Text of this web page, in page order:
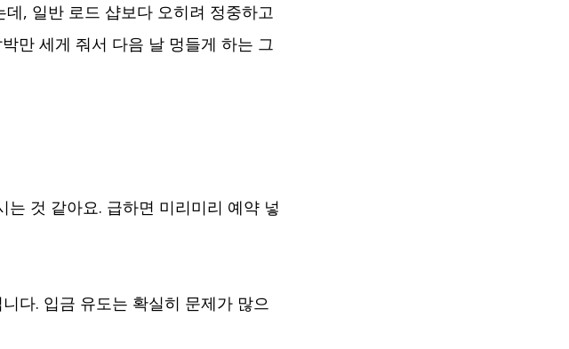
, 일반 로드 샵보다 오히려 정중하고
만 세게 줘서 다음 날 멍들게 하는 그
것 같아요. 급하면 미리미리 예약 넣
다. 입금 유도는 확실히 문제가 많으